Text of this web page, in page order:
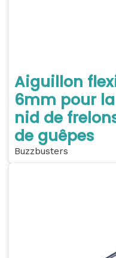
Aiguillon
6mm pour
nid de
de guêpes
Buzzbusters